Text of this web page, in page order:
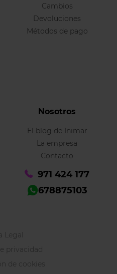
Cambios
Devoluciones
Métodos de pago
Nosotros
El blog de Inimar
La empresa
Contacto
971 424 177
678875103
Legal
privacidad
de cookies